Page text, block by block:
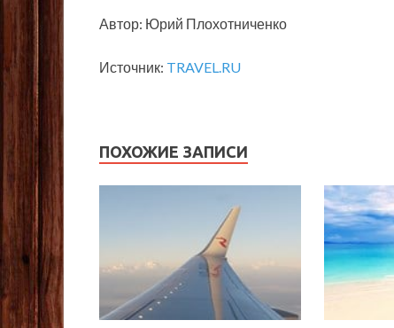
Автор: Юрий Плохотниченко
Источник: TRAVEL.RU
ПОХОЖИЕ ЗАПИСИ